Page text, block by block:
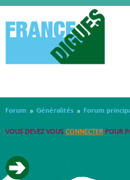
Forum » Généralités » Forum
VOUS DEVEZ VOUS CONNECTERPOUR